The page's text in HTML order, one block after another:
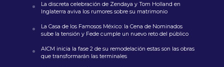
La discreta celebración de Zendaya y Tom Holland en
Inglaterra aviva los rumores sobre su matrimonio
La Casa de los Famosos México: la Cena de Nominados
sube la tensión y Fede cumple un nuevo reto del público
AICM inicia la fase 2 de su remodelación estas son las obras
que transformarán las terminales